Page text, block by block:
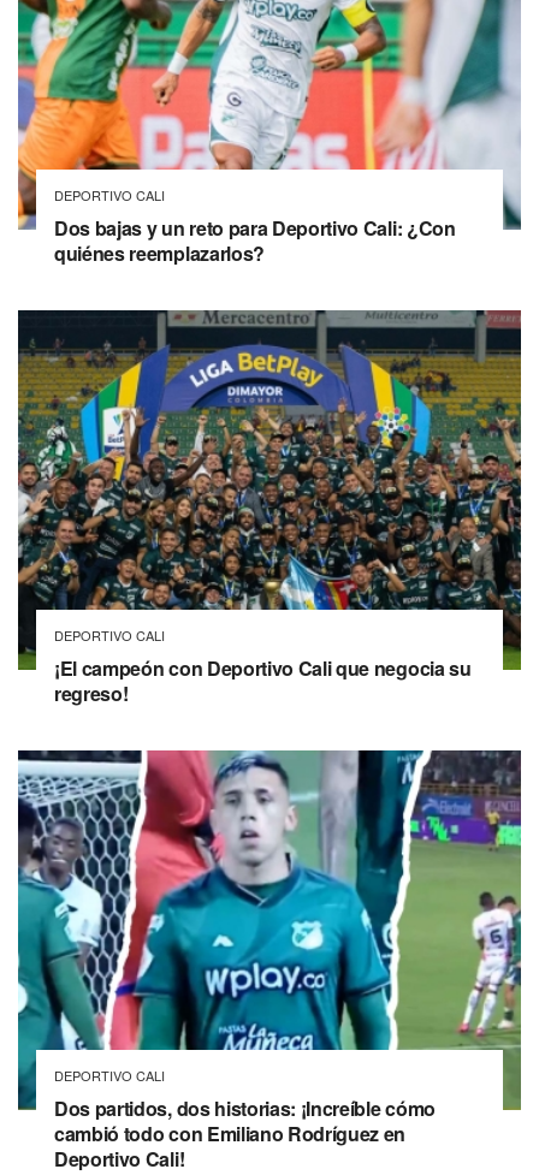
DEPORTIVO CALI
Dos bajas y un reto para Deportivo Cali: ¿Con
quiénes reemplazarlos?
DEPORTIVO CALI
¡El campeón con Deportivo Cali que negocia su
regreso!
DEPORTIVO CALI
Dos partidos, dos historias: ¡Increíble cómo
cambió todo con Emiliano Rodríguez en
Deportivo Cali!